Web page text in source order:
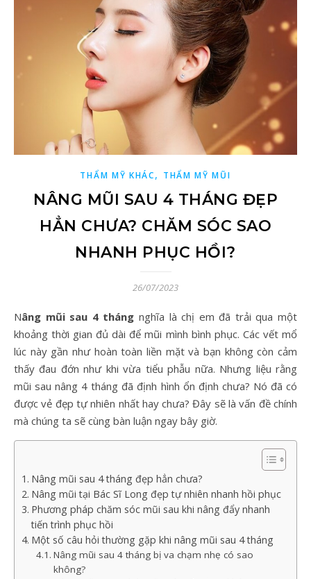
THẨM MỸ KHÁC, THẨM MỸ MŨI
NÂNG MŨI SAU 4 THÁNG ĐẸP
HẲN CHƯA? CHĂM SÓC SAO
NHANH PHỤC HỒI?
26/07/2023
Nâng mũi sau 4 tháng nghĩa là chị em đã trải qua một
khoảng thời gian đủ dài để mũi mình bình phục. Các vết mổ
lúc này gần như hoàn toàn liền mặt và bạn không còn cảm
thấy đau đớn như khi vừa tiểu phẫu nữa. Nhưng liệu rằng
mũi sau nâng 4 tháng đã định hình ổn định chưa? Nó đã có
được vẻ đẹp tự nhiên nhất hay chưa? Đây sẽ là vấn đề chính
mà chúng ta sẽ cùng bàn luận ngay bây giờ.
Nâng mũi sau 4 tháng đẹp hẳn chưa?
Nâng mũi tại Bác Sĩ Long đẹp tự nhiên nhanh hồi phục
Phương pháp chăm sóc mũi sau khi nâng đẩy nhanh
tiến trình phục hồi
Một số câu hỏi thường gặp khi nâng mũi sau 4 tháng
Nâng mũi sau 4 tháng bị va chạm nhẹ có sao
không?